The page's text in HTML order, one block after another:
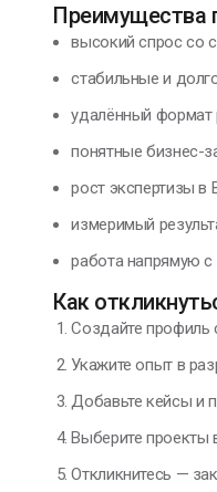
Преимущества
высокий спрос со
стабильные и
удалённый формат
понятные бизнес-
рост экспертизы в
измеримый
работа напрямую
Как
Создайте профиль
Укажите опыт в
Добавьте кейсы и
Выберите проекты
Откликнитесь —